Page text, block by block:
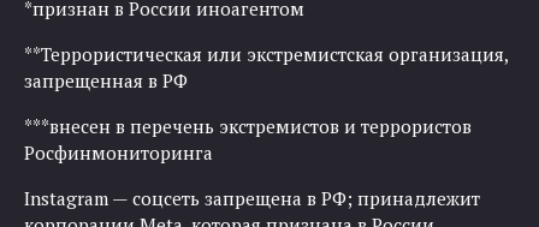
*признан в России иноагентом
**Террористическая или экстремистская организация,
запрещенная в РФ
***внесен в перечень экстремистов и террористов
Росфинмониторинга
Instagram — соцсеть запрещена в РФ; принадлежит